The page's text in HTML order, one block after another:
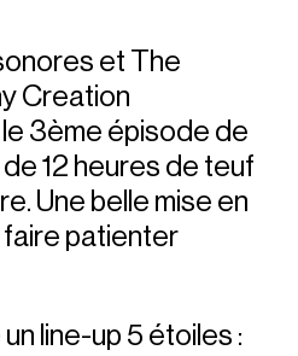
et The
Creation
le 3ème épisode de
de 12 heures de teuf
Une belle mise en
faire patienter
line-up 5 étoiles :